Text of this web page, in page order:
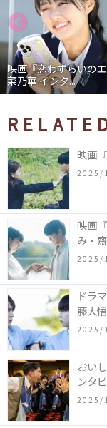
映画『恋わずらいの
菜乃華 インタ...
2025/
映画
み・
2025/
ドラ
藤大
2025/
おい
ンタ
2025/